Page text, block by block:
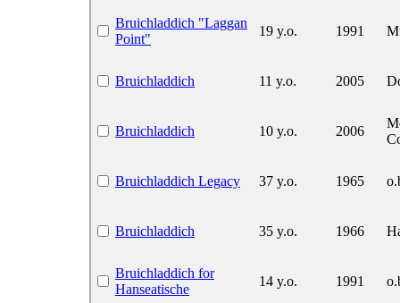
Bruichladdich "Laggan
Point"
19 y.o. 1991
Bruichladdich 11 y.o. 2005
Bruichladdich 10 y.o. 2006
Bruichladdich Legacy 37 y.o. 1965
Bruichladdich 35 y.o. 1966
Bruichladdich for
Hanseatische
14 y.o. 1991